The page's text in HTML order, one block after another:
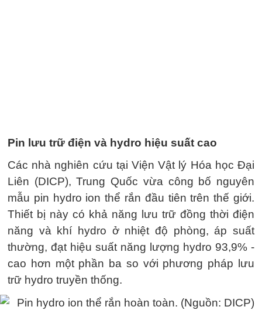
Pin lưu trữ điện và hydro hiệu suất cao
Các nhà nghiên cứu tại Viện Vật lý Hóa học Đại
Liên (DICP), Trung Quốc vừa công bố nguyên
mẫu pin hydro ion thể rắn đầu tiên trên thế giới.
Thiết bị này có khả năng lưu trữ đồng thời điện
năng và khí hydro ở nhiệt độ phòng, áp suất
thường, đạt hiệu suất năng lượng hydro 93,9% -
cao hơn một phần ba so với phương pháp lưu
trữ hydro truyền thống.